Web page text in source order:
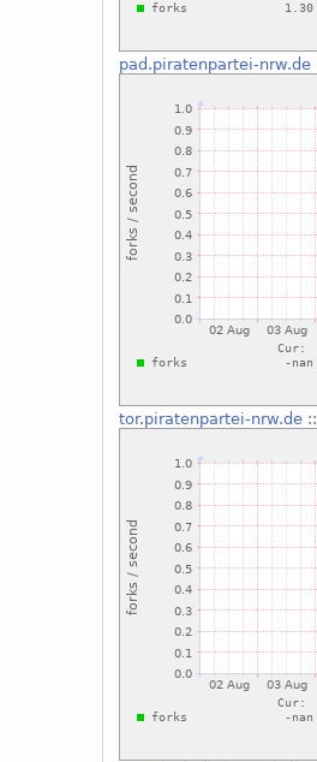
pad.piratenpartei-nrw.de
tor.piratenpartei-nrw.de